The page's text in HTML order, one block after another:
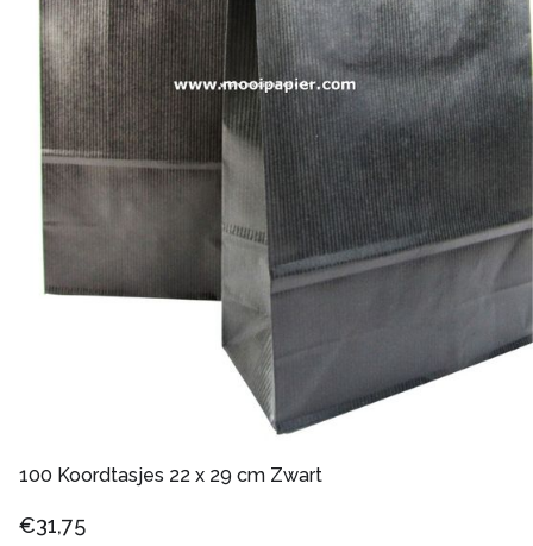
100 Koordtasjes 22 x 29 cm Zwart
€31,75